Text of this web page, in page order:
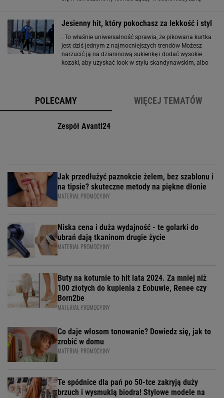
Jesienny hit, który pokochasz za lekkość i styl
. To właśnie uniwersalność sprawia, że pikowana kurtka
jest dziś jednym z najmocniejszych trendów Możesz
narzucić ją na dzianinową sukienkę i dodać wysokie
kozaki, aby uzyskać look w stylu skandynawskim, albo
POLECAMY WIĘCEJ TEMATÓW
Zespół Avanti24
Jak przedłużyć paznokcie żelem, bez szablonu i
na tipsie? skuteczne metody na piękne dłonie
MATERIAŁ PROMOCYJNY
Niska cena i duża wydajność - te golarki do
ubrań dają tkaninom drugie życie
MATERIAŁ PROMOCYJNY
Buty na koturnie to hit lata 2024. Za mniej niż
100 złotych do kupienia z Eobuwie, Renee czy
Born2be
MATERIAŁ PROMOCYJNY
Co daje włosom tonowanie? Dowiedz się, jak to
zrobić w domu
MATERIAŁ PROMOCYJNY
Te spódnice dla pań po 50-tce zakryją duży
brzuch i wysmuklą biodra! Stylowe modele na